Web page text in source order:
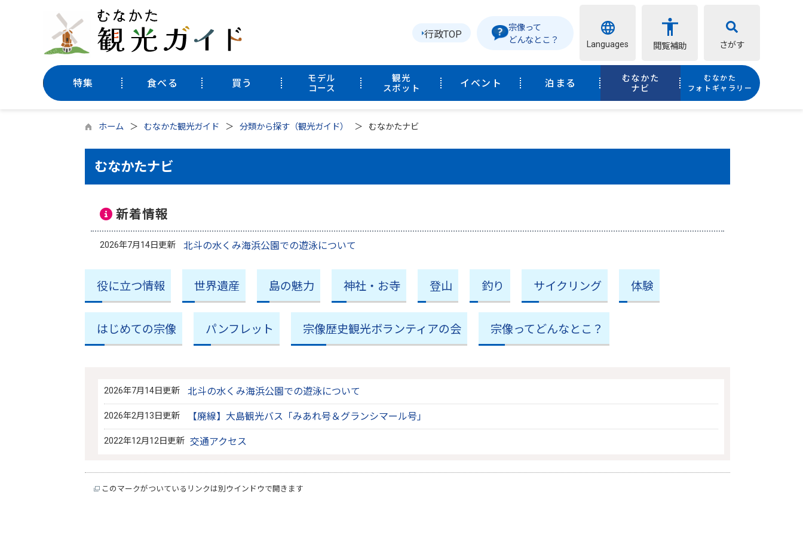
行政TOP
宗像って
どんなとこ？
Languages 閲覧補助 さがす
特集 食べる 買う
モデル
コース
観光
スポット
イベント 泊まる
むなかた
ナビ
むなかた
フォトギャラリー
ホーム むなかた観光ガイド 分類から探す（観光ガイド） むなかたナビ
むなかたナビ
新着情報
2026年7月14日更新 北斗の水くみ海浜公園での遊泳について
役に立つ情報 世界遺産 島の魅力 神社・お寺 登山 釣り サイクリング 体験
はじめての宗像 パンフレット 宗像歴史観光ボランティアの会 宗像ってどんなとこ？
2026年7月14日更新 北斗の水くみ海浜公園での遊泳について
2026年2月13日更新 【廃線】大島観光バス「みあれ号＆グランシマール号」
2022年12月12日更新 交通アクセス
このマークがついているリンクは別ウインドウで開きます